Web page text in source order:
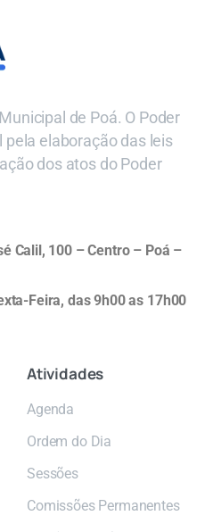
de Poá. O Poder
elaboração das leis
dos atos do Poder
Calil, 100 – Centro – Poá –
Feira, das 9h00 as 17h00
Atividades
Agenda
Ordem do Dia
Sessões
Comissões Permanentes